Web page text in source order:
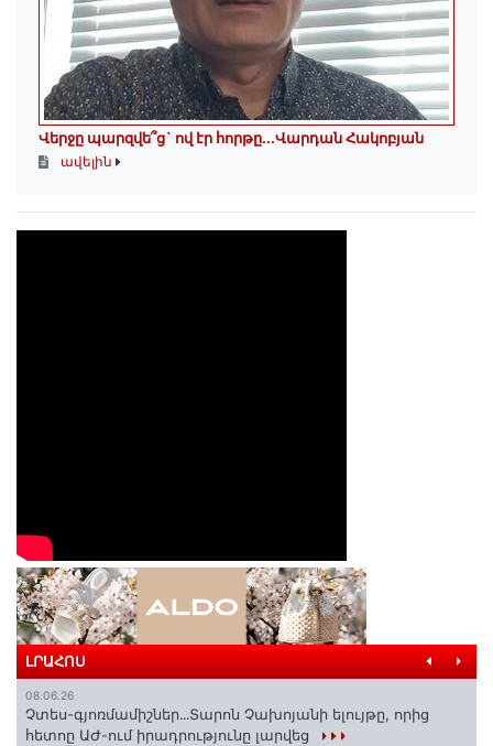
Վերջը պարզվե՞ց` ով էր հորթը...Վարդան Հակոբյան
ավելին
ԼՐԱՀՈՍ
08.06.26
Չտես-գյոռմամիշներ․․․Տարոն Չախոյանի ելույթը, որից
հետոը ԱԺ-ում իրադրությունը լարվեց